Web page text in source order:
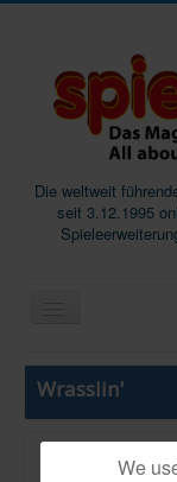
Die weltweit
seit 3.12.1995
Start
Abos/
Wrasslin'
VerlBeschThema:
We